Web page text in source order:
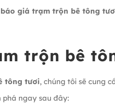
báo giá trạm trộn bê tông
trộn bê
tông tươi, chúng tôi sẽ cung
phá ngay sau đây: